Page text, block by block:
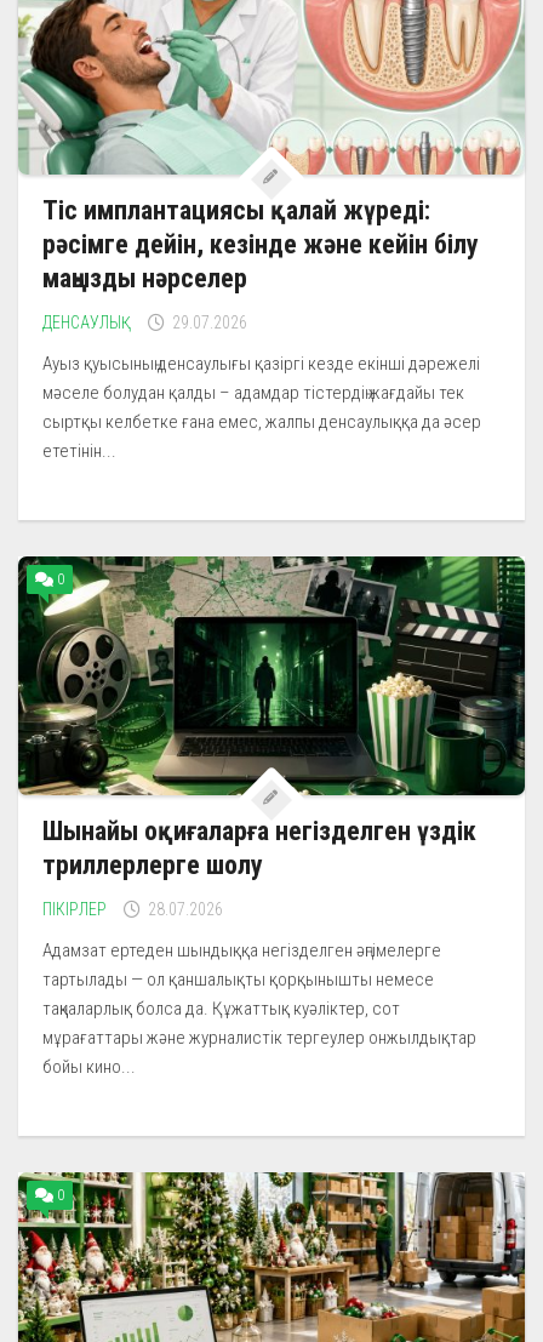
Тіс имплантациясы қалай жүреді:
рәсімге дейін, кезінде және кейін білу
маңызды нәрселер
ДЕНСАУЛЫҚ 29.07.2026
Ауыз қуысының денсаулығы қазіргі кезде екінші дәрежелі
мәселе болудан қалды – адамдар тістердің жағдайы тек
сыртқы келбетке ғана емес, жалпы денсаулыққа да әсер
ететінін...
0
Шынайы оқиғаларға негізделген үздік
триллерлерге шолу
ПІКІРЛЕР 28.07.2026
Адамзат ертеден шындыққа негізделген әңгімелерге
тартылады — ол қаншалықты қорқынышты немесе
таңқаларлық болса да. Құжаттық куәліктер, сот
мұрағаттары және журналистік тергеулер онжылдықтар
бойы кино...
0